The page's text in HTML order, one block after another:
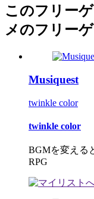
このフリー
メのフリー
Musiquest
twinkle color
twinkle color
BGMを変える
RPG